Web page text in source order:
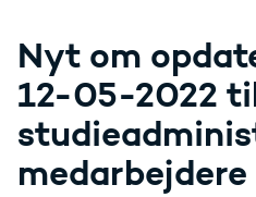
Nyt om
12-05-2022
medarbejdere